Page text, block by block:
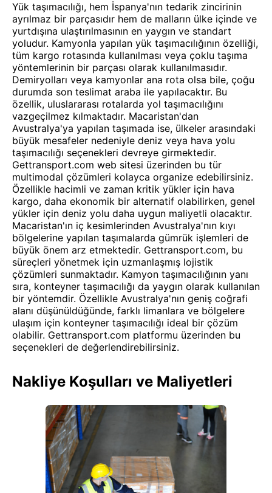
Yük taşımacılığı, hem İspanya'nın tedarik zincirinin
ayrılmaz bir parçasıdır hem de malların ülke içinde ve
yurtdışına ulaştırılmasının en yaygın ve standart
yoludur. Kamyonla yapılan yük taşımacılığının özelliği,
tüm kargo rotasında kullanılması veya çoklu taşıma
yöntemlerinin bir parçası olarak kullanılmasıdır.
Demiryolları veya kamyonlar ana rota olsa bile, çoğu
durumda son teslimat araba ile yapılacaktır. Bu
özellik, uluslararası rotalarda yol taşımacılığını
vazgeçilmez kılmaktadır. Macaristan'dan
Avustralya'ya yapılan taşımada ise, ülkeler arasındaki
büyük mesafeler nedeniyle deniz veya hava yolu
taşımacılığı seçenekleri devreye girmektedir.
Gettransport.com web sitesi üzerinden bu tür
multimodal çözümleri kolayca organize edebilirsiniz.
Özellikle hacimli ve zaman kritik yükler için hava
kargo, daha ekonomik bir alternatif olabilirken, genel
yükler için deniz yolu daha uygun maliyetli olacaktır.
Macaristan'ın iç kesimlerinden Avustralya'nın kıyı
bölgelerine yapılan taşımalarda gümrük işlemleri de
büyük önem arz etmektedir. Gettransport.com, bu
süreçleri yönetmek için uzmanlaşmış lojistik
çözümleri sunmaktadır. Kamyon taşımacılığının yanı
sıra, konteyner taşımacılığı da yaygın olarak kullanılan
bir yöntemdir. Özellikle Avustralya'nın geniş coğrafi
alanı düşünüldüğünde, farklı limanlara ve bölgelere
ulaşım için konteyner taşımacılığı ideal bir çözüm
olabilir. Gettransport.com platformu üzerinden bu
seçenekleri de değerlendirebilirsiniz.
Nakliye Koşulları ve Maliyetleri